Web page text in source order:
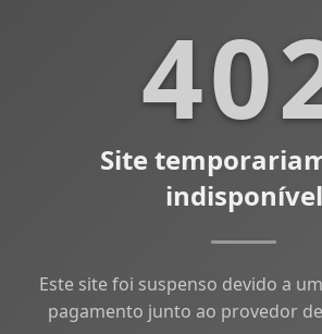
Site
indisponível
Este site foi suspenso devido a
pagamento junto ao provedor